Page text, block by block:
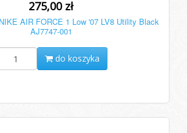
275,00 zł
AIR FORCE 1 Low '07 LV8 Utility Black
AJ7747-001
do koszyka